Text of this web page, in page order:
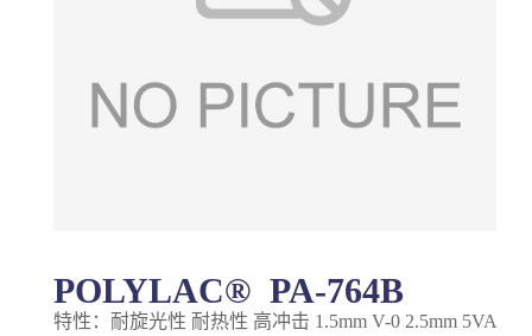
POLYLAC® PA-764B
特性：耐旋光性 耐热性 高冲击 1.5mm V-0 2.5mm 5VA